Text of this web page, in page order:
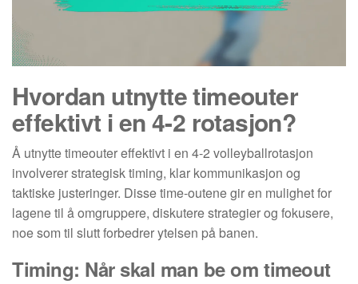
Hvordan utnytte timeouter
effektivt i en 4-2 rotasjon?
Å utnytte timeouter effektivt i en 4-2 volleyballrotasjon
involverer strategisk timing, klar kommunikasjon og
taktiske justeringer. Disse time-outene gir en mulighet for
lagene til å omgruppere, diskutere strategier og fokusere,
noe som til slutt forbedrer ytelsen på banen.
Timing: Når skal man be om timeout